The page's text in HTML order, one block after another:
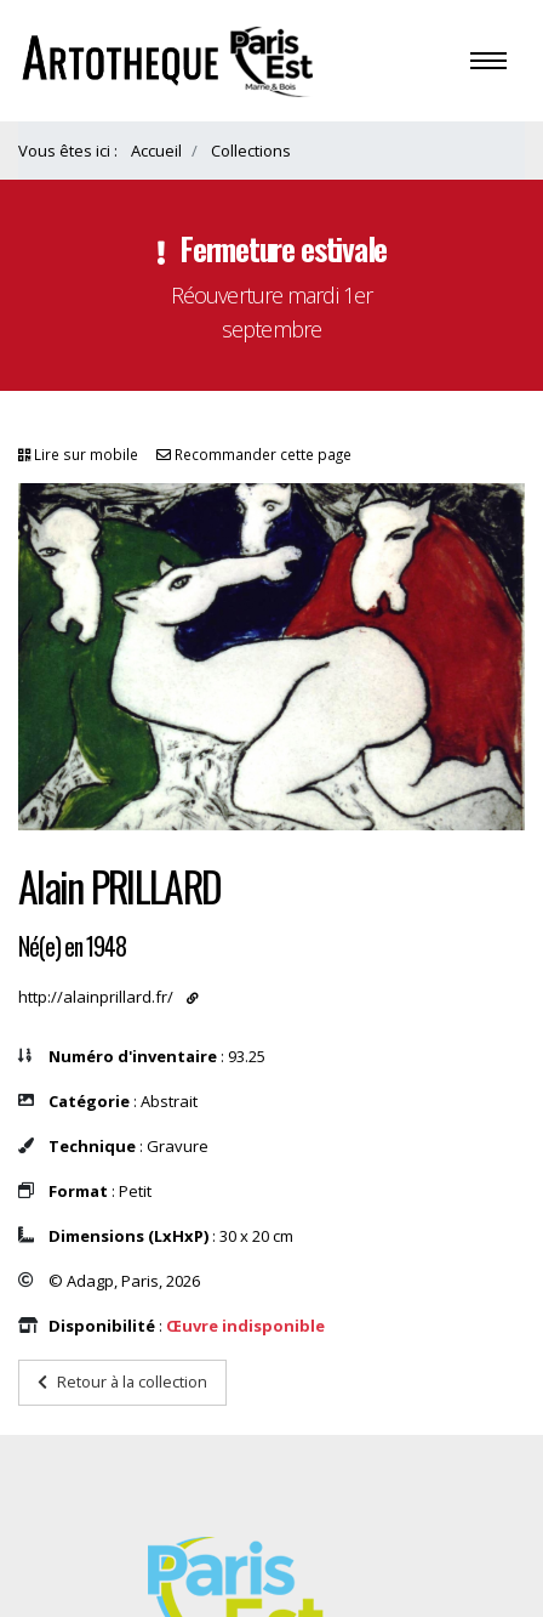
Vous êtes ici : Accueil Collections
Fermeture estivale
Réouverture mardi 1er
septembre
Lire sur mobile Recommander cette page
Alain PRILLARD
Né(e) en 1948
http://alainprillard.fr/
Numéro d'inventaire : 93.25
Catégorie : Abstrait
Technique : Gravure
Format : Petit
Dimensions (LxHxP) : 30 x 20 cm
© Adagp, Paris, 2026
Disponibilité : Œuvre indisponible
Retour à la collection